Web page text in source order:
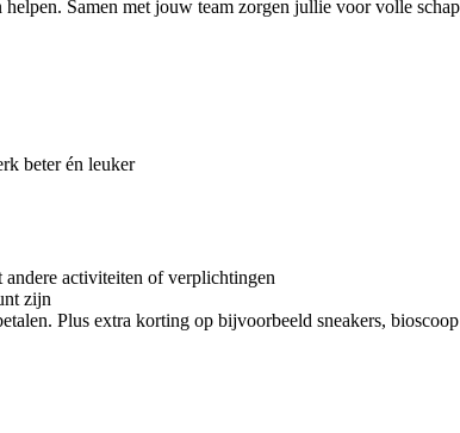
Samen met jouw team zorgen jullie voor volle
beter én leuker
activiteiten of verplichtingen
zijn
Plus extra korting op bijvoorbeeld sneakers,